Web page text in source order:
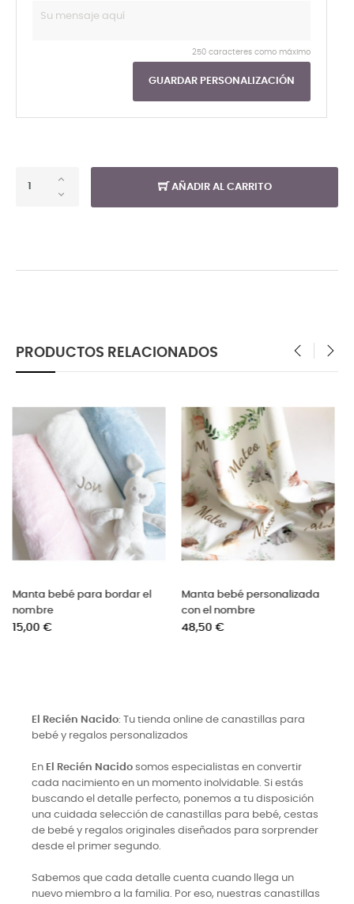
250 caracteres como máximo
GUARDAR PERSONALIZACIÓN
AÑADIR AL CARRITO
PRODUCTOS RELACIONADOS
Manta de punto toquilla con
Manta para hacer fotos
bebé
El Recién Nacido: Tu tienda online de canastillas para
bebé y regalos personalizados
En El Recién Nacido somos especialistas en convertir
cada nacimiento en un momento inolvidable. Si estás
buscando el detalle perfecto, ponemos a tu disposición
una cuidada selección de canastillas para bebé, cestas
de bebé y regalos originales diseñados para sorprender
desde el primer segundo.
Sabemos que cada detalle cuenta cuando llega un
nuevo miembro a la familia. Por eso, nuestras canastillas